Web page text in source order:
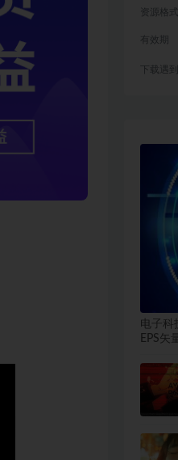
资源格式
有效期
下载遇
电子
EPS矢